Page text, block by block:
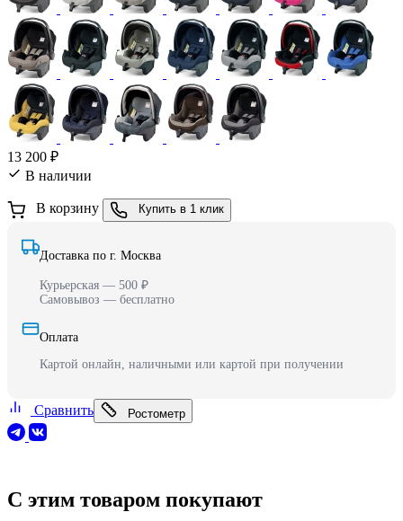
13 200 ₽
В наличии
В корзину Купить в 1 клик
Доставка по г. Москва
Курьерская — 500 ₽
Самовывоз — бесплатно
Оплата
Картой онлайн, наличными или картой при получении
Сравнить Ростометр
С этим товаром покупают